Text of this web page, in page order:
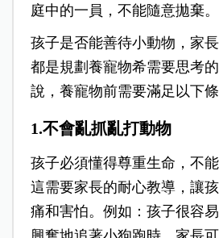
庭中的一員，不能隨意拋棄。
孩子是否能善待小動物，家
都是規劃養寵物希需要思考的
說，養寵物前需要滿足以下條
1.不會亂抓亂打動物
孩子必須懂得尊重生命，不
這需要家長的耐心教導，讓
痛和害怕。例如：孩子很容